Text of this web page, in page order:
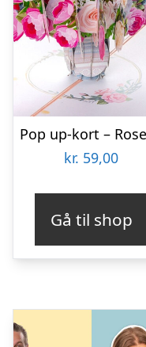
kr. 59,00
Gå til shop